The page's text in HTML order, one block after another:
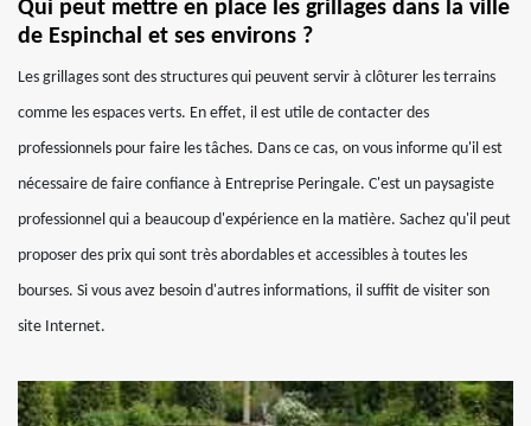
Qui peut mettre en place les grillages dans la ville
de Espinchal et ses environs ?
Les grillages sont des structures qui peuvent servir à clôturer les terrains
comme les espaces verts. En effet, il est utile de contacter des
professionnels pour faire les tâches. Dans ce cas, on vous informe qu'il est
nécessaire de faire confiance à Entreprise Peringale. C'est un paysagiste
professionnel qui a beaucoup d'expérience en la matière. Sachez qu'il peut
proposer des prix qui sont très abordables et accessibles à toutes les
bourses. Si vous avez besoin d'autres informations, il suffit de visiter son
site Internet.